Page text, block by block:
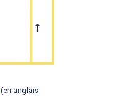
(en anglais